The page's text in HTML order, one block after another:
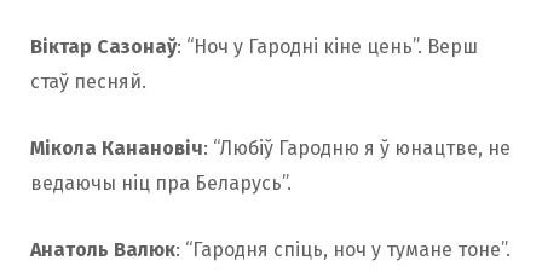
Віктар Сазонаў: “Ноч у Гародні кіне цень”. Верш
стаў песняй.
Мікола Канановіч: “Любіў Гародню я ў юнацтве, не
ведаючы ніц пра Беларусь”.
Анатоль Валюк: “Гародня спіць, ноч у тумане тоне”.